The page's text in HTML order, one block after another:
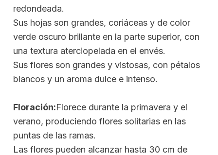
redondeada.
Sus hojas son grandes, coriáceas y de color
verde oscuro brillante en la parte superior, con
una textura aterciopelada en el envés.
Sus flores son grandes y vistosas, con pétalos
blancos y un aroma dulce e intenso.
Floración:Florece durante la primavera y el
verano, produciendo flores solitarias en las
puntas de las ramas.
Las flores pueden alcanzar hasta 30 cm de